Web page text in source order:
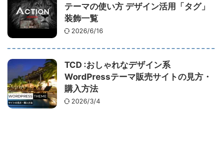
テーマの使い方 デザイン活用「タグ」
装飾一覧
2026/6/16
TCD :おしゃれなデザイン系
WordPressテーマ販売サイトの見方・
購入方法
2026/3/4